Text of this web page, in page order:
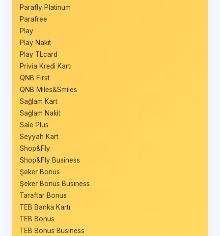
Parafly Platinum
Parafree
Play
Play Nakit
Play TLcard
Privia Kredi Kartı
QNB First
QNB Miles&Smiles
Sağlam Kart
Sağlam Nakit
Sale Plus
Seyyah Kart
Shop&Fly
Shop&Fly Business
Şeker Bonus
Şeker Bonus Business
Taraftar Bonus
TEB Banka Kartı
TEB Bonus
TEB Bonus Business